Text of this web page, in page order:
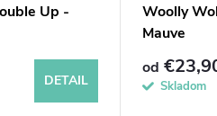
Up -
DETAIL
Woolly
Mauve
od
Skladom